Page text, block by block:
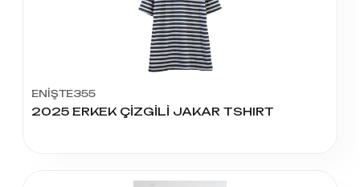
ENİŞTE355
2025 ERKEK ÇİZGİLİ JAKAR TSHIRT